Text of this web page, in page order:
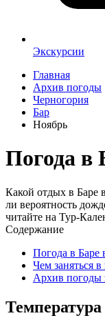
Экскурсии
Главная
Архив погоды
Черногория
Бар
Ноябрь
Погода в
Какой отдых в Баре
ли вероятность
читайте на Тур-
Содержание
Погода в Баре
Чем заняться в
Архив погоды